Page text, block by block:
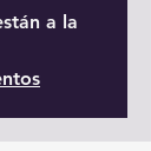
a la